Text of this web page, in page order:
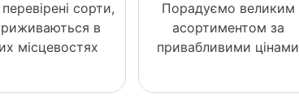
сорти,
в
місцевостях
Порадуємо великим
асортиментом за
привабливими цінами